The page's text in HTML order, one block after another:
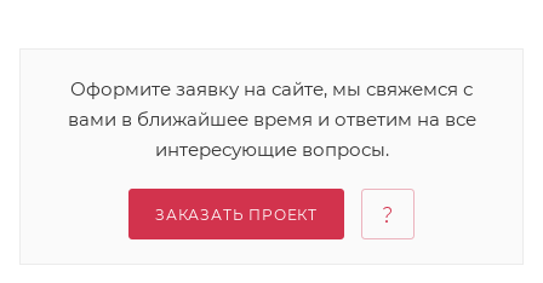
Оформите заявку на сайте, мы свяжемся с
вами в ближайшее время и ответим на все
интересующие вопросы.
ЗАКАЗАТЬ ПРОЕКТ